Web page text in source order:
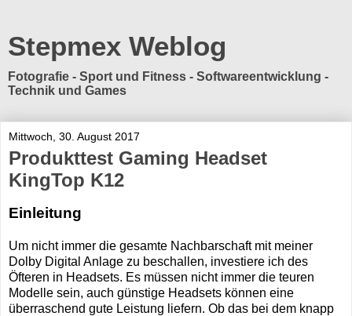
Stepmex Weblog
Fotografie - Sport und Fitness - Softwareentwicklung -
Technik und Games
Mittwoch, 30. August 2017
Produkttest Gaming Headset
KingTop K12
Einleitung
Um nicht immer die gesamte Nachbarschaft mit meiner
Dolby Digital Anlage zu beschallen, investiere ich des
Öfteren in Headsets. Es müssen nicht immer die teuren
Modelle sein, auch günstige Headsets können eine
überraschend gute Leistung liefern. Ob das bei dem knapp